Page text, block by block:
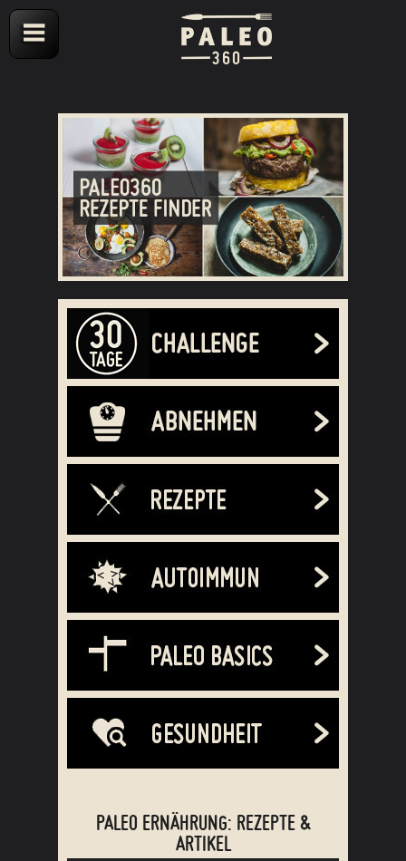
PALEO ERNÄHRUNG: REZEPTE &
ARTIKEL